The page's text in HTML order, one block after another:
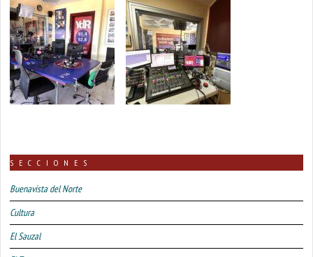
SECCIONES
Buenavista del Norte
Cultura
El Sauzal